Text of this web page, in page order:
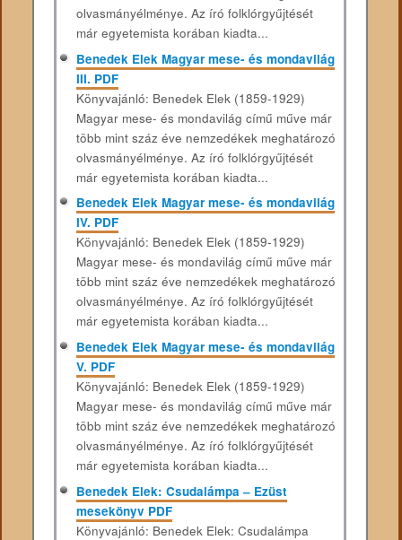
olvasmányélménye. Az író folklórgyűjtését
már egyetemista korában kiadta...
Benedek Elek Magyar ​mese- és mondavilág
III. PDF
Könyvajánló: Benedek Elek (1859-1929)
Magyar mese- és mondavilág című műve már
több mint száz éve nemzedékek meghatározó
olvasmányélménye. Az író folklórgyűjtését
már egyetemista korában kiadta...
Benedek Elek Magyar ​mese- és mondavilág
IV. PDF
Könyvajánló: Benedek Elek (1859-1929)
Magyar mese- és mondavilág című műve már
több mint száz éve nemzedékek meghatározó
olvasmányélménye. Az író folklórgyűjtését
már egyetemista korában kiadta...
Benedek Elek Magyar ​mese- és mondavilág
V. PDF
Könyvajánló: Benedek Elek (1859-1929)
Magyar mese- és mondavilág című műve már
több mint száz éve nemzedékek meghatározó
olvasmányélménye. Az író folklórgyűjtését
már egyetemista korában kiadta...
Benedek Elek: Csudalámpa – Ezüst
mesekönyv PDF
Könyvajánló: Benedek Elek: Csudalámpa